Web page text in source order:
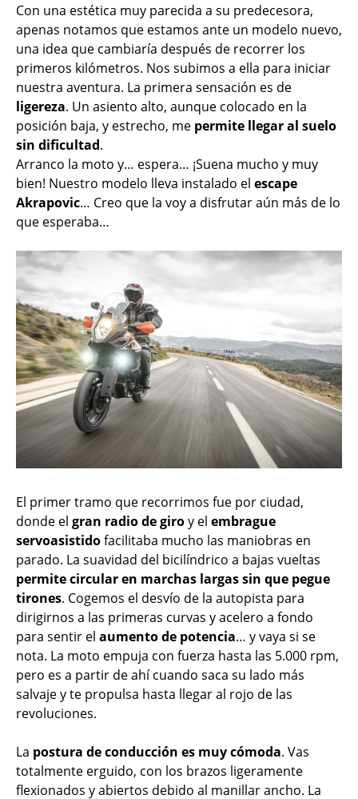
Con una estética muy parecida a su predecesora,
apenas notamos que estamos ante un modelo nuevo,
una idea que cambiaría después de recorrer los
primeros kilómetros. Nos subimos a ella para iniciar
nuestra aventura. La primera sensación es de
ligereza. Un asiento alto, aunque colocado en la
posición baja, y estrecho, me permite llegar al suelo
sin dificultad.
Arranco la moto y… espera… ¡Suena mucho y muy
bien! Nuestro modelo lleva instalado el escape
Akrapovic… Creo que la voy a disfrutar aún más de lo
que esperaba…
El primer tramo que recorrimos fue por ciudad,
donde el gran radio de giroy el embrague
servoasistidofacilitaba mucho las maniobras en
parado. La suavidad del bicilíndrico a bajas vueltas
permite circular en marchas largas sin que pegue
tirones. Cogemos el desvío de la autopista para
dirigirnos a las primeras curvas y acelero a fondo
para sentir el aumento de potencia… y vaya si se
nota. La moto empuja con fuerza hasta las 5.000 rpm,
pero es a partir de ahí cuando saca su lado más
salvaje y te propulsa hasta llegar al rojo de las
revoluciones.
La postura de conducción es muy cómoda. Vas
totalmente erguido, con los brazos ligeramente
flexionados y abiertos debido al manillar ancho. La